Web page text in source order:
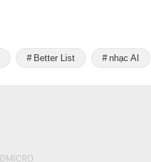
Better List nhạc AI